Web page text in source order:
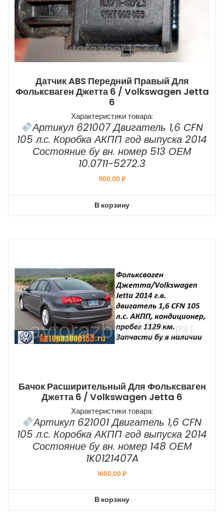
Датчик ABS Передний Правый Для
Фольксваген Джетта 6 / Volkswagen Jetta
6
Характеристики товара:
Артикул 621007 Двигатель 1,6 CFN
105 л.с. Коробка АКПП год выпуска 2014
Состояние бу вн. номер 513 ОЕМ
10.0711-5272.3
1100,00₽
В корзину
Бачок Расширительный Для Фольксваген
Джетта 6 / Volkswagen Jetta 6
Характеристики товара:
Артикул 621001 Двигатель 1,6 CFN
105 л.с. Коробка АКПП год выпуска 2014
Состояние бу вн. номер 148 ОЕМ
1K0121407A
1650,00₽
В корзину